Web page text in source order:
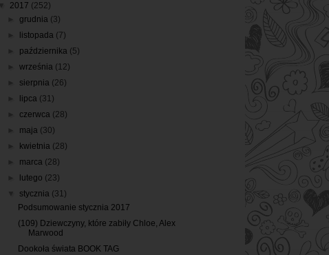
2017 (252)
►grudnia (3)
listopada (7)
października (5)
►września (12)
sierpnia (26)
lipca (31)
►czerwca (28)
maja (30)
kwietnia (28)
marca (28)
lutego (23)
stycznia (31)
Podsumowanie stycznia 2017
(109) Dziewczyny, które zabiły Chloe, Alex
Marwood
Dookoła świata BOOK TAG